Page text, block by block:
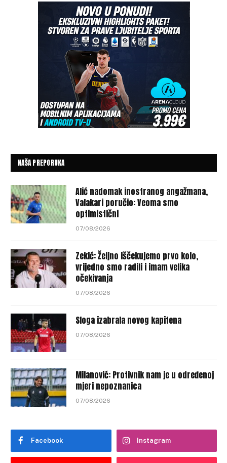
NAŠA PREPORUKA
Alić nadomak inostranog angažmana,
Valakari poručio: Veoma smo
optimistični
07/08/2026
Zekić: Željno iščekujemo prvo kolo,
vrijedno smo radili i imam velika
očekivanja
07/08/2026
Sloga izabrala novog kapitena
07/08/2026
Milanović: Protivnik nam je u određenoj
mjeri nepoznanica
07/08/2026
Facebook Instagram